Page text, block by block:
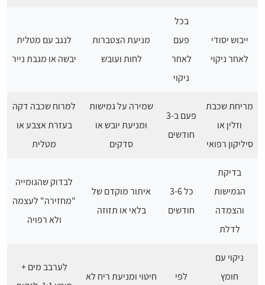
ייבוש יסודי
לאחר ניקוי
בכל
פעם
לאחר
ניקוי
מניעת הצטברות
לחות ועובש
לנגב עם מטלית
יבשה או מגבת נייר
מריחת שכבת
וזלין או
סיליקון רפואי
פעם ב-3
חודשים
שמירה על גמישות
ומניעת יובש או
סדקים
למרוח שכבה דקה
בעזרת אצבע או
מטלית
בדיקת
הגמישות
והצמדה
לדלת
כל 3-6
חודשים
איתור מוקדם של
בלאי או תזוזה
לבדוק שהגומייה
"מחזירה" לעצמה
ולא רפויה
ניקוי עם
חומץ
לפי חיטוי ומניעת ריח לא
לערבב מים +